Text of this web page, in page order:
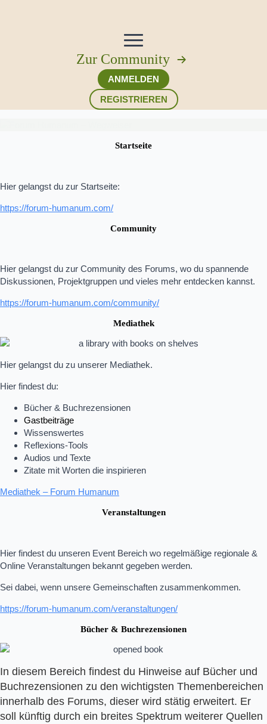
Zur Community
ANMELDEN
REGISTRIEREN
Startseite
Hier gelangst du zur Startseite:
https://forum-humanum.com/
Community
Hier gelangst du zur Community des Forums, wo du spannende
Diskussionen, Projektgruppen und vieles mehr entdecken kannst.
https://forum-humanum.com/community/
Mediathek
Hier gelangst du zu unserer Mediathek.
Hier findest du:
Bücher & Buchrezensionen
Gastbeiträge
Wissenswertes
Reflexions-Tools
Audios und Texte
Zitate mit Worten die inspirieren
Mediathek – Forum Humanum
Veranstaltungen
Hier findest du unseren Event Bereich wo regelmäßige regionale &
Online Veranstaltungen bekannt gegeben werden.
Sei dabei, wenn unsere Gemeinschaften zusammenkommen.
https://forum-humanum.com/veranstaltungen/
Bücher & Buchrezensionen
In diesem Bereich findest du Hinweise auf Bücher und
Buchrezensionen zu den wichtigsten Themenbereichen
innerhalb des Forums, dieser wird stätig erweitert. Er
soll künftig durch ein breites Spektrum weiterer Quellen